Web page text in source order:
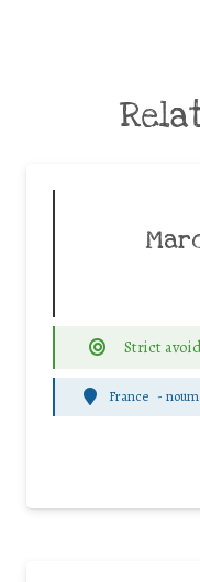
Strict
France -